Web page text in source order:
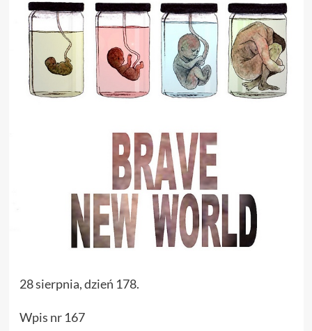
28 sierpnia, dzień 178.
Wpis nr 167